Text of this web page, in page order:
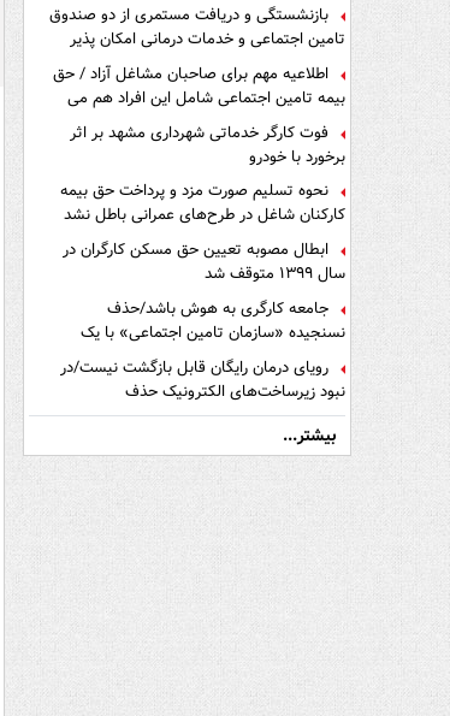
بازنشستگی و دریافت مستمری از دو صندوق
تامین اجتماعی و خدمات درمانی امکان پذیر
است ؟
اطلاعیه مهم برای صاحبان مشاغل آزاد / حق
بیمه تامین اجتماعی شامل این افراد هم می
شودفوت کارگر خدماتی شهرداری مشهد بر اثر
برخورد با خودرو
نحوه تسلیم صورت مزد و پرداخت حق بیمه
کارکنان شاغل در طرح‌های عمرانی باطل نشد
ابطال مصوبه تعیین حق مسکن کارگران در
سال ۱۳۹۹ متوقف شد
جامعه کارگری به هوش باشد/حذف
نسنجیده «سازمان تامین اجتماعی» با یک
تفاهم نامه!
رویای درمان رایگان قابل بازگشت نیست/در
نبود زیرساخت‌های الکترونیک حذف
دفترچه‌های بیمه اشتباه مضاعف است
بیشتر...